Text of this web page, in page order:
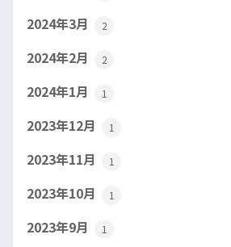
2024年3月 2
2024年2月 2
2024年1月 1
2023年12月 1
2023年11月 1
2023年10月 1
2023年9月 1